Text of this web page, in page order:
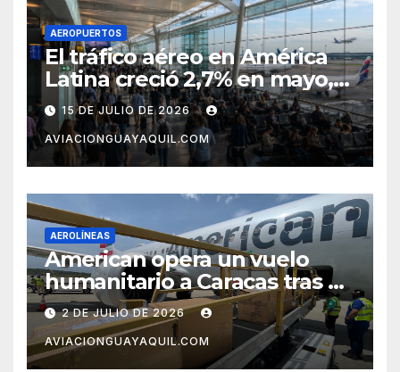
AEROPUERTOS
El tráfico aéreo en América
Latina creció 2,7% en mayo,
pero el mercado con EE.UU.
completa tres meses en
caída
15 DE JULIO DE 2026
AVIACIONGUAYAQUIL.COM
AEROLÍNEAS
American opera un vuelo
humanitario a Caracas tras el
terremoto en Venezuela
2 DE JULIO DE 2026
AVIACIONGUAYAQUIL.COM